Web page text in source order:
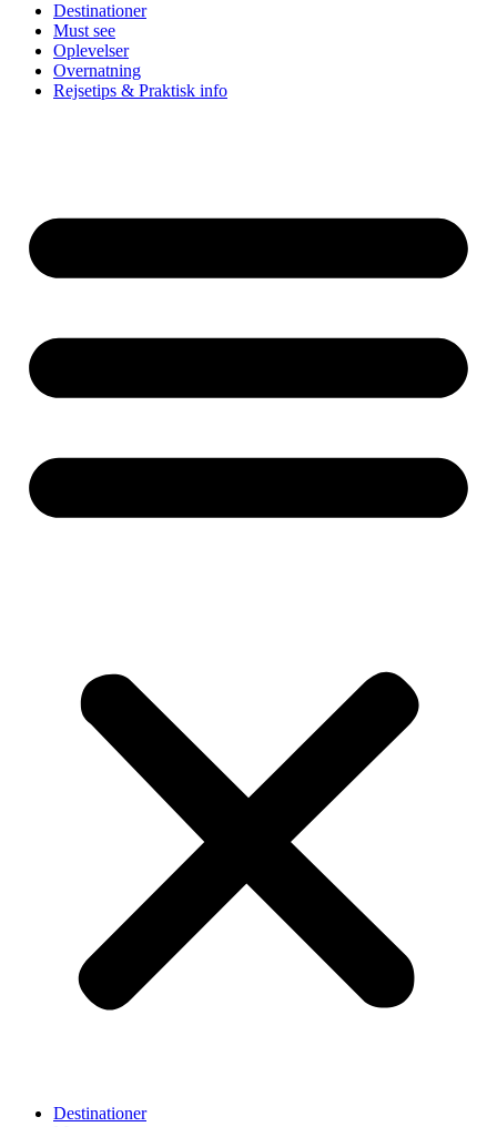
Destinationer
Must see
Oplevelser
Overnatning
Rejsetips & Praktisk info
Destinationer